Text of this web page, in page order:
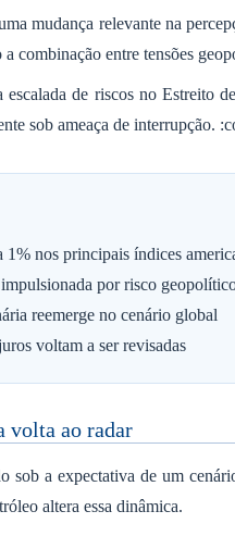
mudança relevante na
combinação entre tensões
de riscos no Estreito
sob ameaça de interrupção.
1% nos principais índices
por risco
reemerge no cenário global
voltam a ser revisadas
volta ao radar
sob a expectativa de um
altera essa dinâmica.